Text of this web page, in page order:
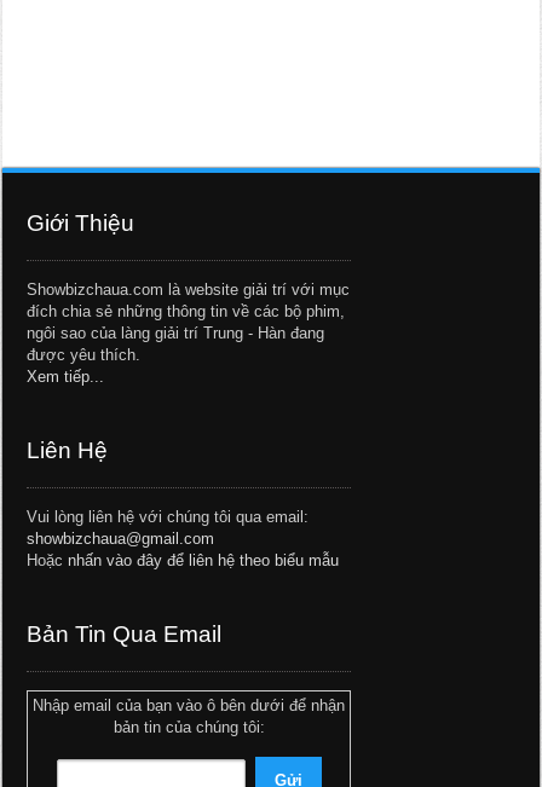
Giới Thiệu
Showbizchaua.com là website giải trí với mục
đích chia sẻ những thông tin về các bộ phim,
ngôi sao của làng giải trí Trung - Hàn đang
được yêu thích.
Xem tiếp...
Liên Hệ
Vui lòng liên hệ với chúng tôi qua email:
showbizchaua@gmail.com
Hoặc nhấn vào đây để liên hệ theo biểu mẫu
Bản Tin Qua Email
Nhập email của bạn vào ô bên dưới để nhận
bản tin của chúng tôi: